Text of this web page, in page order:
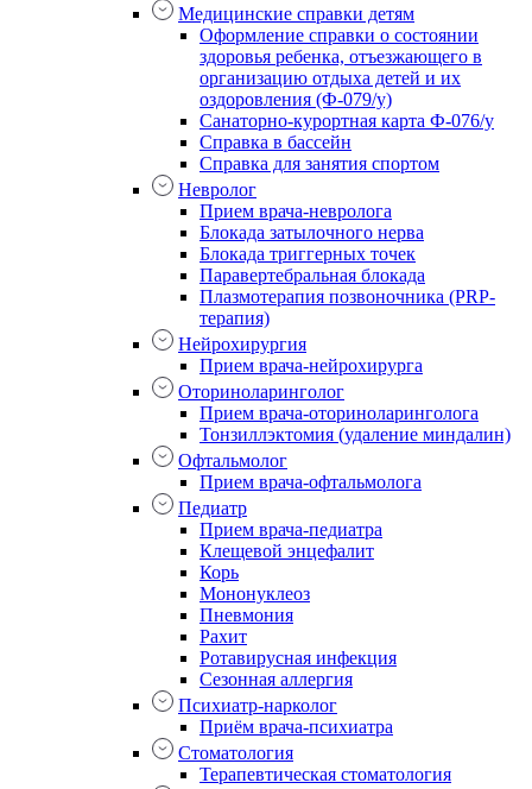
Медицинские справки детям
Оформление справки о состоянии
здоровья ребенка, отъезжающего в
организацию отдыха детей и их
оздоровления (Ф-079/у)
Санаторно-курортная карта Ф-076/у
Справка в бассейн
Справка для занятия спортом
Невролог
Прием врача-невролога
Блокада затылочного нерва
Блокада триггерных точек
Паравертебральная блокада
Плазмотерапия позвоночника (PRP-
терапия)
Нейрохирургия
Прием врача-нейрохирурга
Оториноларинголог
Прием врача-оториноларинголога
Тонзиллэктомия (удаление миндалин)
Офтальмолог
Прием врача-офтальмолога
Педиатр
Прием врача-педиатра
Клещевой энцефалит
Корь
Мононуклеоз
Пневмония
Рахит
Ротавирусная инфекция
Сезонная аллергия
Психиатр-нарколог
Приём врача-психиатра
Стоматология
Терапевтическая стоматология